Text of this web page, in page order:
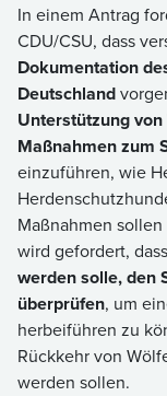
In einem Antrag
CDU/CSU, dass
Dokumentation
Deutschland
Unterstützung
Maßnahmen zum
einzuführen, wie
Maßnahmen
wird gefordert,
werden solle, den
überprüfen, um
herbeiführen zu
Rückkehr von
werden sollen.